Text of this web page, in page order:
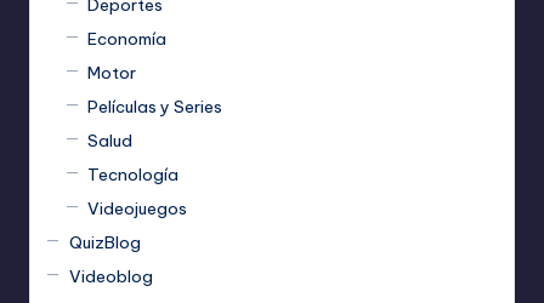
Deportes
Economía
Motor
Películas y Series
Salud
Tecnología
Videojuegos
QuizBlog
Videoblog